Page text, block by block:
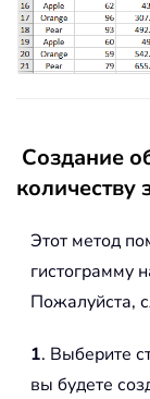
Создание
количеству
Этот метод
гистограмму
Пожалуйста,
1. Выберите
вы будете